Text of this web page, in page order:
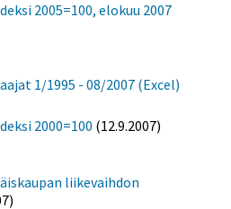
2005=100, elokuu 2007
1/1995 - 08/2007 (Excel)
2000=100 (12.9.2007)
liikevaihdon